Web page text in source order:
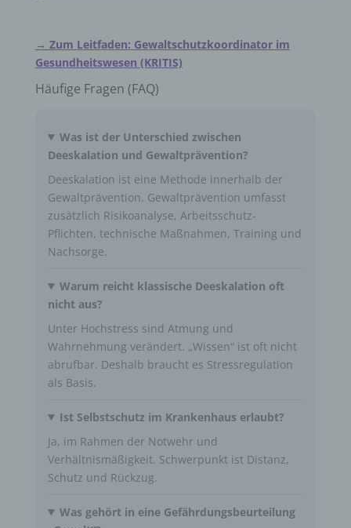
→ Zum Leitfaden: Gewaltschutzkoordinator im
Gesundheitswesen (KRITIS)
Häufige Fragen (FAQ)
Was ist der Unterschied zwischen
Deeskalation und Gewaltprävention?
Deeskalation ist eine Methode innerhalb der
Gewaltprävention. Gewaltprävention umfasst
zusätzlich Risikoanalyse, Arbeitsschutz-
Pflichten, technische Maßnahmen, Training und
Nachsorge.
Warum reicht klassische Deeskalation oft
nicht aus?
Unter Hochstress sind Atmung und
Wahrnehmung verändert. „Wissen“ ist oft nicht
abrufbar. Deshalb braucht es Stressregulation
als Basis.
Ist Selbstschutz im Krankenhaus erlaubt?
Ja, im Rahmen der Notwehr und
Verhältnismäßigkeit. Schwerpunkt ist Distanz,
Schutz und Rückzug.
Was gehört in eine Gefährdungsbeurteilung